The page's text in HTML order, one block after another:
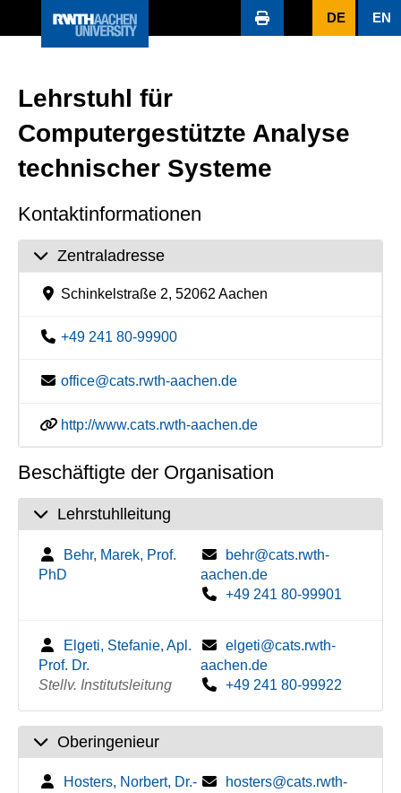
DE EN
Lehrstuhl für
Computergestützte Analyse
technischer Systeme
Kontaktinformationen
Zentraladresse
Schinkelstraße 2, 52062 Aachen
+49 241 80-99900
office@cats.rwth-aachen.de
http://www.cats.rwth-aachen.de
Beschäftigte der Organisation
Lehrstuhlleitung
Behr, Marek, Prof.
PhD
behr@cats.rwth-
aachen.de
+49 241 80-99901
Elgeti, Stefanie, Apl.
Prof. Dr.
Stellv. Institutsleitung
elgeti@cats.rwth-
aachen.de
+49 241 80-99922
Oberingenieur
Hosters, Norbert, Dr.-
hosters@cats.rwth-